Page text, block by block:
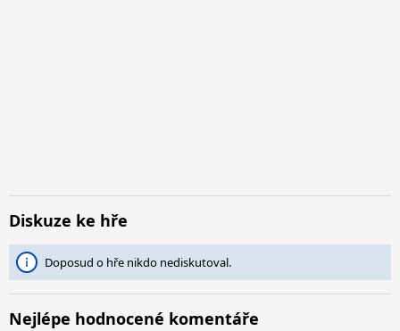
Diskuze ke hře
Doposud o hře nikdo nediskutoval.
Nejlépe hodnocené komentáře